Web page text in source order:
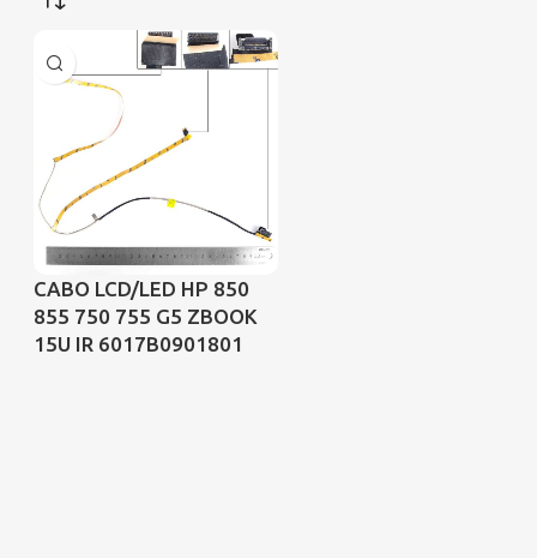
CABO LCD/LED HP 850
855 750 755 G5 ZBOOK
15U IR 6017B0901801